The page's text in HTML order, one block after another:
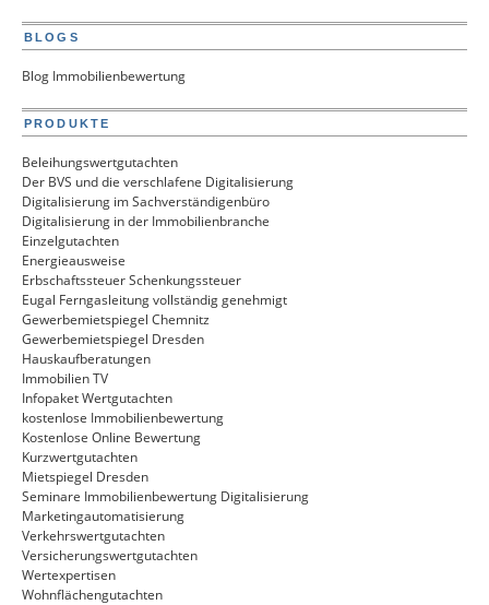
BLOGS
Blog Immobilienbewertung
PRODUKTE
Beleihungswertgutachten
Der BVS und die verschlafene Digitalisierung
Digitalisierung im Sachverständigenbüro
Digitalisierung in der Immobilienbranche
Einzelgutachten
Energieausweise
Erbschaftssteuer Schenkungssteuer
Eugal Ferngasleitung vollständig genehmigt
Gewerbemietspiegel Chemnitz
Gewerbemietspiegel Dresden
Hauskaufberatungen
Immobilien TV
Infopaket Wertgutachten
kostenlose Immobilienbewertung
Kostenlose Online Bewertung
Kurzwertgutachten
Mietspiegel Dresden
Seminare Immobilienbewertung Digitalisierung
Marketingautomatisierung
Verkehrswertgutachten
Versicherungswertgutachten
Wertexpertisen
Wohnflächengutachten